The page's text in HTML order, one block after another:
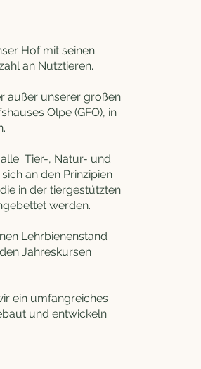
Hof mit seinen
an Nutztieren.
außer unserer großen
Olpe (GFO), in
Tier-, Natur- und
an den Prinzipien
in der tiergestützten
werden.
Lehrbienenstand
Jahreskursen
ein umfangreiches
und entwickeln